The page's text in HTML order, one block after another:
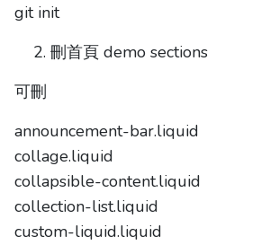
git init
刪首頁 demo sections
可刪
announcement-bar.liquid
collage.liquid
collapsible-content.liquid
collection-list.liquid
custom-liquid.liquid